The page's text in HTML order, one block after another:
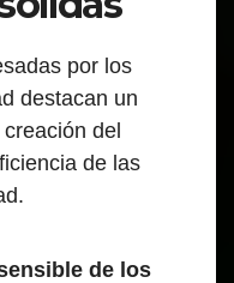
por los
destacan un
del
de las
de los